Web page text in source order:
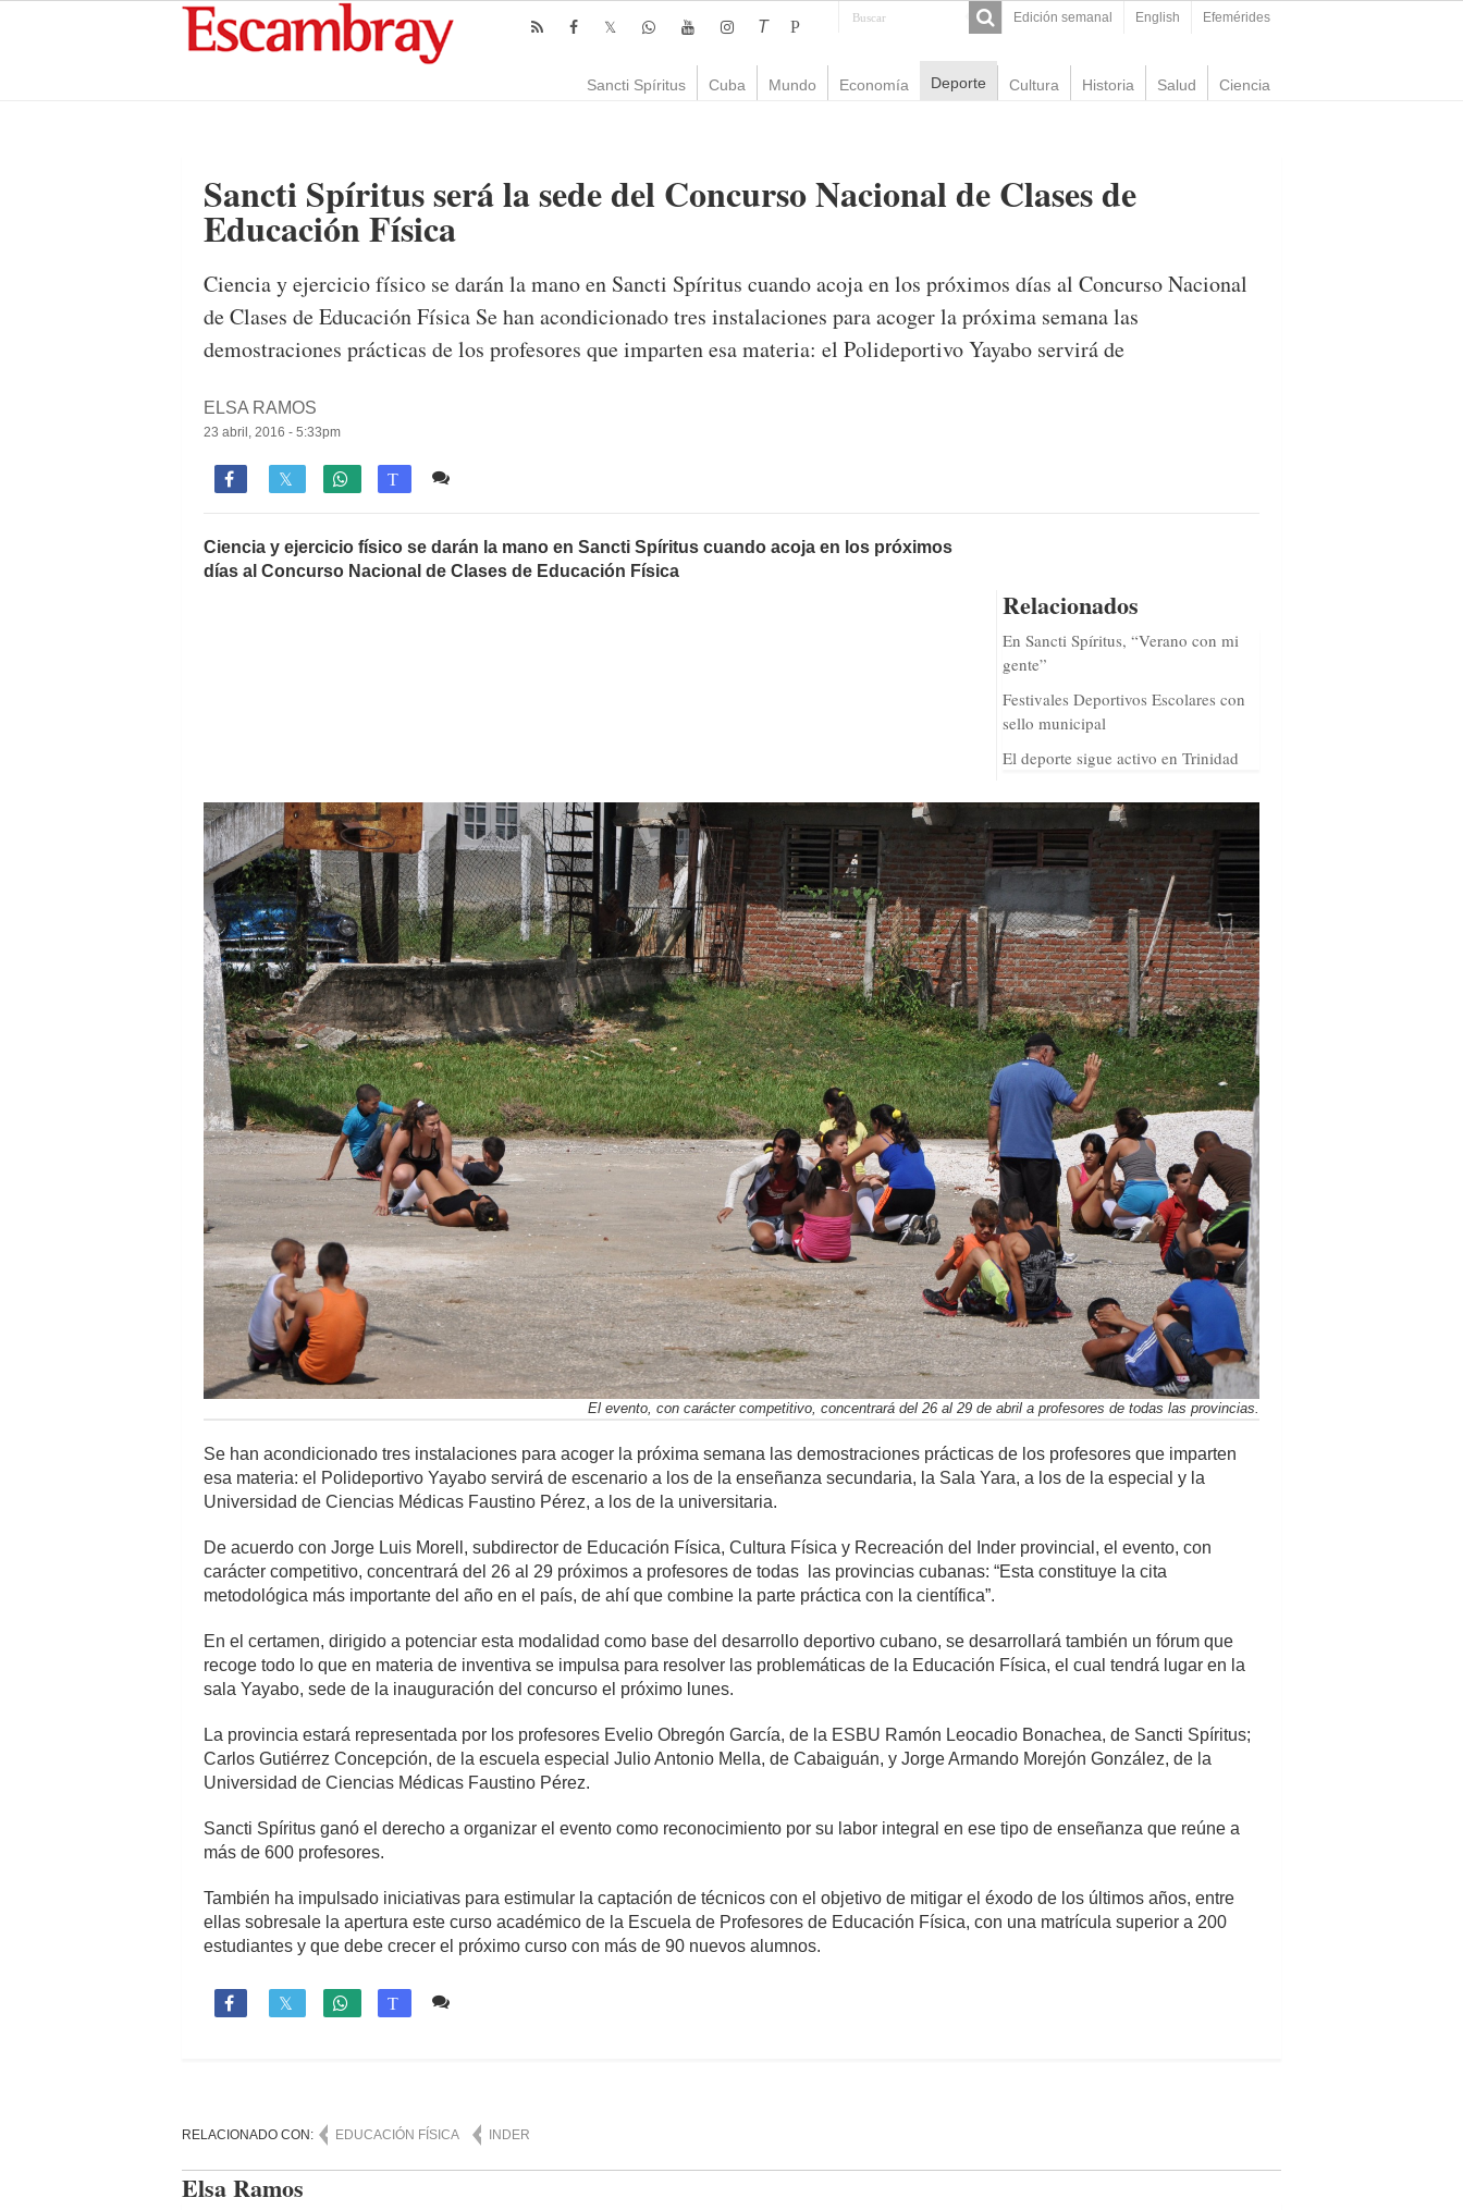
Edición semanal English Efemérides
T P
Sancti Spíritus Cuba Mundo Economía Deporte Cultura Historia Salud Ciencia
Sancti Spíritus será la sede del Concurso Nacional de Clases de
Educación Física
Ciencia y ejercicio físico se darán la mano en Sancti Spíritus cuando acoja en los próximos días al Concurso Nacional
de Clases de Educación Física Se han acondicionado tres instalaciones para acoger la próxima semana las
demostraciones prácticas de los profesores que imparten esa materia: el Polideportivo Yayabo servirá de
ELSA RAMOS
23 abril, 2016 - 5:33pm
 T
Relacionados
En Sancti Spíritus, “Verano con mi
gente”
Festivales Deportivos Escolares con
sello municipal
El deporte sigue activo en Trinidad
Ciencia y ejercicio físico se darán la mano en Sancti Spíritus cuando acoja en los próximos
días al Concurso Nacional de Clases de Educación Física
El evento, con carácter competitivo, concentrará del 26 al 29 de abril a profesores de todas las provincias.
Se han acondicionado tres instalaciones para acoger la próxima semana las demostraciones prácticas de los profesores que imparten
esa materia: el Polideportivo Yayabo servirá de escenario a los de la enseñanza secundaria, la Sala Yara, a los de la especial y la
Universidad de Ciencias Médicas Faustino Pérez, a los de la universitaria.
De acuerdo con Jorge Luis Morell, subdirector de Educación Física, Cultura Física y Recreación del Inder provincial, el evento, con
carácter competitivo, concentrará del 26 al 29 próximos a profesores de todas las provincias cubanas: “Esta constituye la cita
metodológica más importante del año en el país, de ahí que combine la parte práctica con la científica”.
En el certamen, dirigido a potenciar esta modalidad como base del desarrollo deportivo cubano, se desarrollará también un fórum que
recoge todo lo que en materia de inventiva se impulsa para resolver las problemáticas de la Educación Física, el cual tendrá lugar en la
sala Yayabo, sede de la inauguración del concurso el próximo lunes.
La provincia estará representada por los profesores Evelio Obregón García, de la ESBU Ramón Leocadio Bonachea, de Sancti Spíritus;
Carlos Gutiérrez Concepción, de la escuela especial Julio Antonio Mella, de Cabaiguán, y Jorge Armando Morejón González, de la
Universidad de Ciencias Médicas Faustino Pérez.
Sancti Spíritus ganó el derecho a organizar el evento como reconocimiento por su labor integral en ese tipo de enseñanza que reúne a
más de 600 profesores.
También ha impulsado iniciativas para estimular la captación de técnicos con el objetivo de mitigar el éxodo de los últimos años, entre
ellas sobresale la apertura este curso académico de la Escuela de Profesores de Educación Física, con una matrícula superior a 200
estudiantes y que debe crecer el próximo curso con más de 90 nuevos alumnos.
 T
RELACIONADO CON: EDUCACIÓN FÍSICA INDER
Elsa Ramos